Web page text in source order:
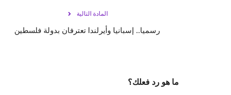
المادة التالية
رسميا.. إسبانيا وأيرلندا تعترفان بدولة فلسطين
ما هو رد فعلك؟